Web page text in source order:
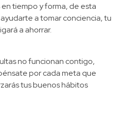
tiempo y forma, de esta
a tomar conciencia, tu
a ahorrar.
no funcionan contigo,
por cada meta que
tus buenos hábitos